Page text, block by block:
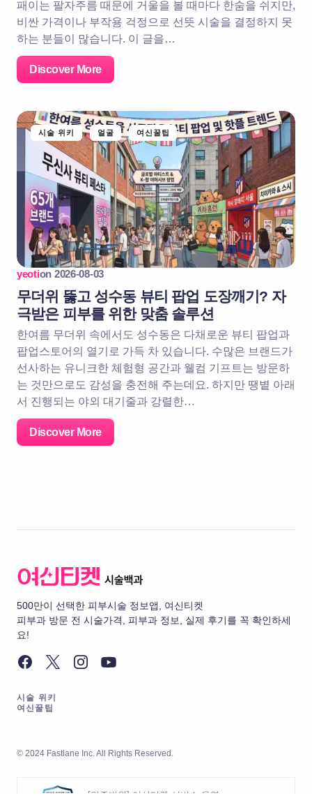
패이는 팔자주름 때문에 거울을 볼 때마다 한숨을 쉬지만,
비싼 가격이나 부작용 걱정으로 선뜻 시술을 결정하지 못
하는 분들이 많습니다. 이 글을…
Discover More
시술 위키 얼굴 여신꿀팁
yeotion 2026-08-03
무더위 뚫고 성수동 뷰티 팝업 도장깨기? 자
극받은 피부를 위한 맞춤 솔루션
한여름 무더위 속에서도 성수동은 다채로운 뷰티 팝업과
팝업스토어의 열기로 가득 차 있습니다. 수많은 브랜드가
선사하는 유니크한 체험형 공간과 웰컴 기프트는 방문하
는 것만으로도 감성을 충전해 주는데요. 하지만 땡볕 아래
서 진행되는 야외 대기줄과 강렬한…
Discover More
500만이 선택한 피부시술 정보앱, 여신티켓
피부과 방문 전 시술가격, 피부과 정보, 실제 후기를 꼭 확인하세
요!
시술 위키
여신꿀팁
© 2024 Fastlane Inc. All Rights Reserved.
[인증범위] 여신티켓 서비스 운영